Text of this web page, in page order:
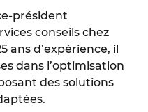
président
conseils chez
ans d’expérience, il
dans l’optimisation
des solutions